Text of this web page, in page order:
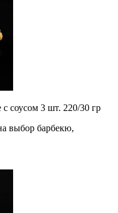
соусом 3 шт. 220/30 гр
выбор барбекю,